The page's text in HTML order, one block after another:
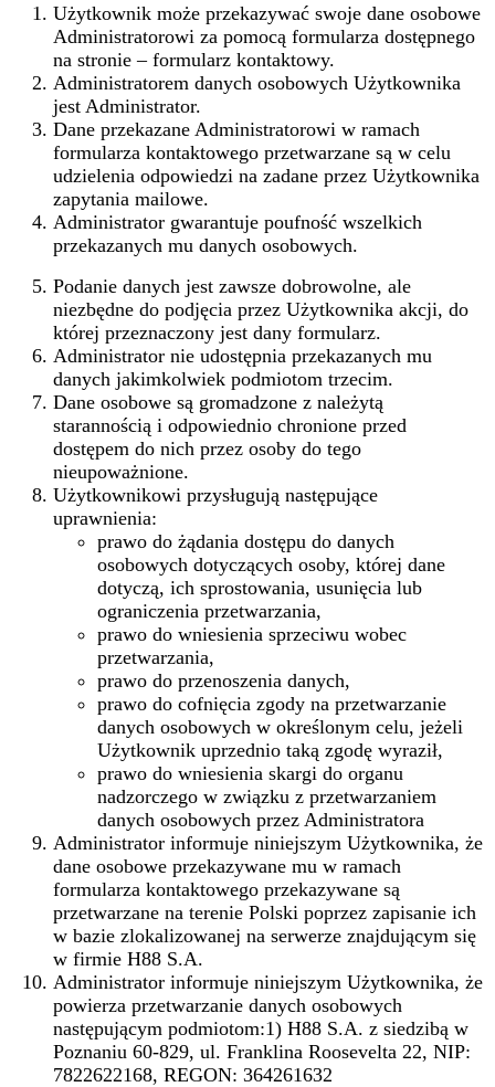
Użytkownik może przekazywać swoje dane osobowe
Administratorowi za pomocą formularza dostępnego
na stronie – formularz kontaktowy.
Administratorem danych osobowych Użytkownika
jest Administrator.
Dane przekazane Administratorowi w ramach
formularza kontaktowego przetwarzane są w celu
udzielenia odpowiedzi na zadane przez Użytkownika
zapytania mailowe.
Administrator gwarantuje poufność wszelkich
przekazanych mu danych osobowych.
Podanie danych jest zawsze dobrowolne, ale
niezbędne do podjęcia przez Użytkownika akcji, do
której przeznaczony jest dany formularz.
Administrator nie udostępnia przekazanych mu
danych jakimkolwiek podmiotom trzecim.
Dane osobowe są gromadzone z należytą
starannością i odpowiednio chronione przed
dostępem do nich przez osoby do tego
nieupoważnione.
Użytkownikowi przysługują następujące
uprawnienia:
prawo do żądania dostępu do danych
osobowych dotyczących osoby, której dane
dotyczą, ich sprostowania, usunięcia lub
ograniczenia przetwarzania,
prawo do wniesienia sprzeciwu wobec
przetwarzania,
prawo do przenoszenia danych,
prawo do cofnięcia zgody na przetwarzanie
danych osobowych w określonym celu, jeżeli
Użytkownik uprzednio taką zgodę wyraził,
prawo do wniesienia skargi do organu
nadzorczego w związku z przetwarzaniem
danych osobowych przez Administratora
Administrator informuje niniejszym Użytkownika, że
dane osobowe przekazywane mu w ramach
formularza kontaktowego przekazywane są
przetwarzane na terenie Polski poprzez zapisanie ich
w bazie zlokalizowanej na serwerze znajdującym się
w firmie H88 S.A.
Administrator informuje niniejszym Użytkownika, że
powierza przetwarzanie danych osobowych
następującym podmiotom:1) H88 S.A. z siedzibą w
Poznaniu 60-829, ul. Franklina Roosevelta 22, NIP:
7822622168, REGON: 364261632